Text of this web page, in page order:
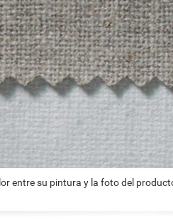
entre su pintura y la foto del